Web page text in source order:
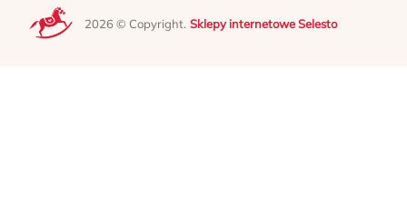
2026 © Copyright. Sklepy internetowe Selesto